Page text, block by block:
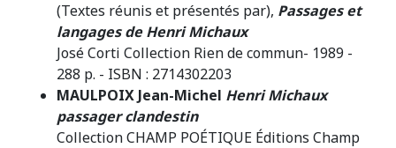
(Textes réunis et présentés par), Passages et
langages de Henri Michaux
José Corti Collection Rien de commun- 1989 -
288 p. - ISBN : 2714302203
MAULPOIX Jean-Michel Henri Michaux
passager clandestin
Collection CHAMP POÉTIQUE Éditions Champ